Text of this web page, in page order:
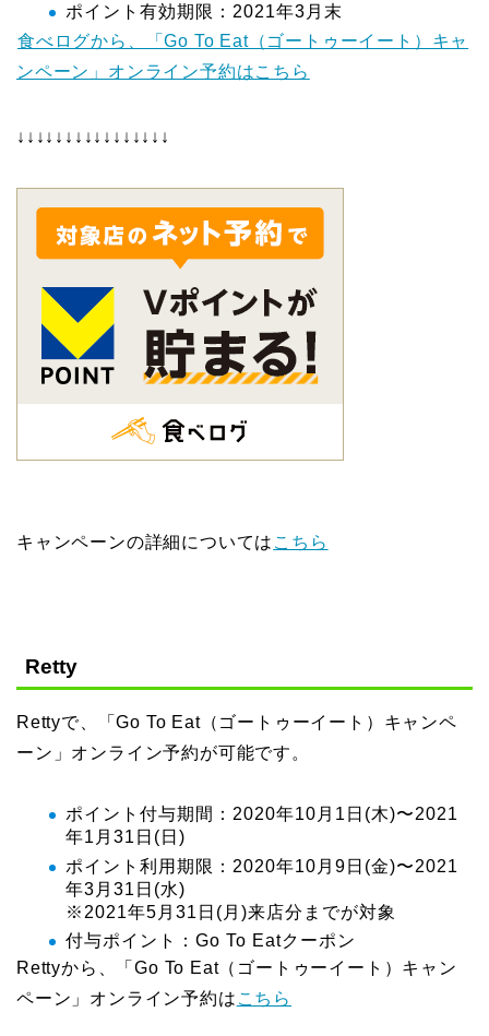
ポイント有効期限：2021年3月末
食べログから、「Go To Eat（ゴートゥーイート）キャ
ンペーン」オンライン予約はこちら
↓↓↓↓↓↓↓↓↓↓↓↓↓↓↓↓
キャンペーンの詳細については こちら
Retty
Rettyで、「Go To Eat（ゴートゥーイート）キャンペ
ーン」オンライン予約が可能です。
ポイント付与期間：2020年10月1日(木)〜2021
年1月31日(日)
ポイント利用期限：2020年10月9日(金)〜2021
年3月31日(水)
※2021年5月31日(月)来店分までが対象
付与ポイント：Go To Eatクーポン
Rettyから、「Go To Eat（ゴートゥーイート）キャン
ペーン」オンライン予約は こちら